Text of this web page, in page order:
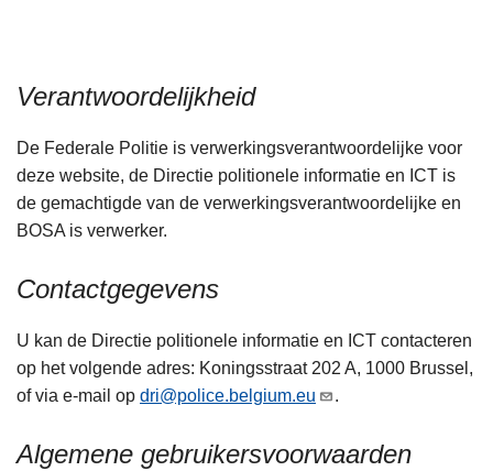
Verantwoordelijkheid
De Federale Politie is verwerkingsverantwoordelijke voor
deze website, de Directie politionele informatie en ICT is
de gemachtigde van de verwerkingsverantwoordelijke en
BOSA is verwerker.
Contactgegevens
U kan de Directie politionele informatie en ICT contacteren
op het volgende adres: Koningsstraat 202 A, 1000 Brussel,
of via e-mail op dri@police.belgium.eu .
Algemene gebruikersvoorwaarden